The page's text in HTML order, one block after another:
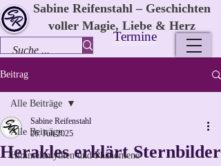
Sabine Reifenstahl – Geschichten
voller Magie, Liebe & Herz
Termine
Beitrag
Alle Beiträge
Himmelsmythen und Phänomene
Alle Beiträge
Herakles erklärt Sternbilder
Sabine Reifenstahl
26. Juli 2025